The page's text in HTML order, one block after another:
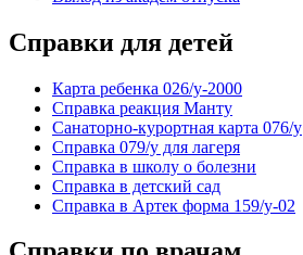
Справки для детей
Карта ребенка 026/у-2000
Справка реакция Манту
Санаторно-курортная карта 076/у
Справка 079/у для лагеря
Справка в школу о болезни
Справка в детский сад
Справка в Артек форма 159/у-02